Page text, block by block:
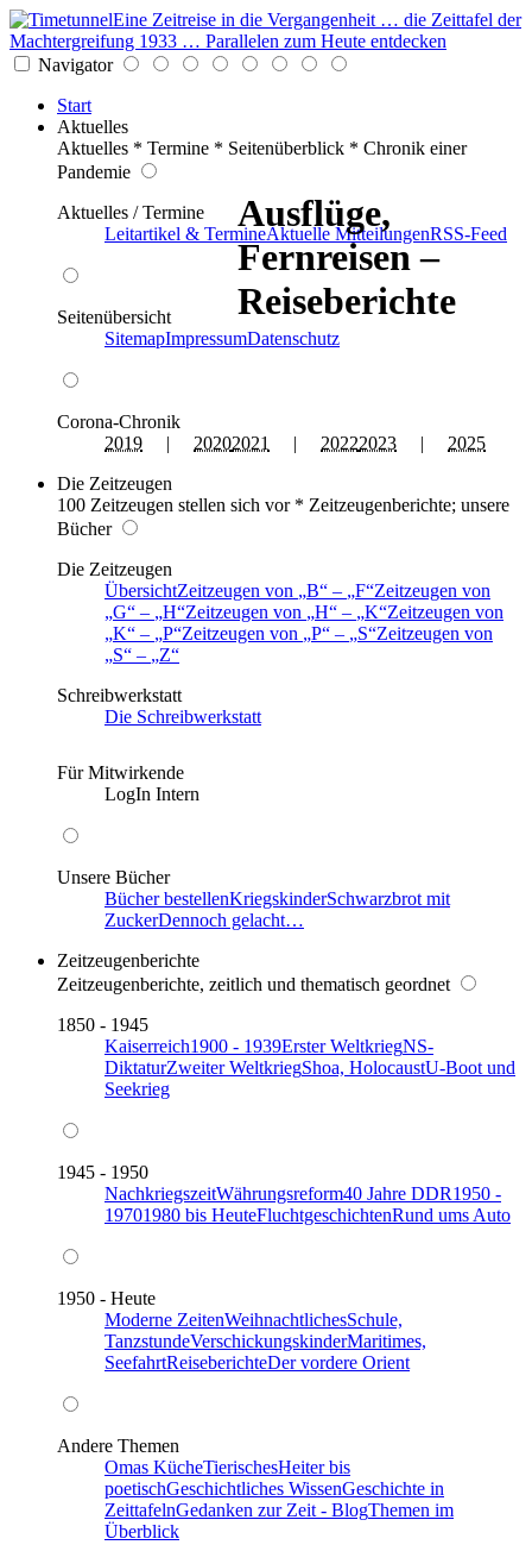
Eine Zeitreise in die Vergangenheit … die Zeittafel der
Machtergreifung 1933 … Parallelen zum Heute entdecken
Navigator
Start
Aktuelles
Aktuelles * Termine * Seitenüberblick * Chronik einer
Pandemie
Aktuelles / Termine
Leitartikel & TermineAktuelle MitteilungenRSS-Feed
Seitenübersicht
SitemapImpressumDatenschutz
Corona-Chronik
2019 | 20202021 | 20222023 | 2025
Die Zeitzeugen
100 Zeitzeugen stellen sich vor * Zeitzeugenberichte; unsere
Bücher
Die Zeitzeugen
ÜbersichtZeitzeugen von B – F Zeitzeugen von
G
– H Zeitzeugen von H – K Zeitzeugen von
K
– P Zeitzeugen von P – S Zeitzeugen von
S
–
Z
Schreibwerkstatt
Die Schreibwerkstatt
Für Mitwirkende
LogIn Intern
Unsere Bücher
Bücher bestellenKriegskinderSchwarzbrot mit
ZuckerDennoch gelacht…
Zeitzeugenberichte
Zeitzeugenberichte, zeitlich und thematisch geordnet
1850 - 1945
Kaiserreich1900 - 1939Erster WeltkriegNS-
DiktaturZweiter WeltkriegShoa, HolocaustU-Boot und
Seekrieg
1945 - 1950
NachkriegszeitWährungsreform40 Jahre DDR1950 -
19701980 bis HeuteFluchtgeschichtenRund ums Auto
1950 - Heute
Moderne ZeitenWeihnachtlichesSchule,
TanzstundeVerschickungskinderMaritimes,
SeefahrtReiseberichteDer vordere Orient
Andere Themen
Omas KücheTierischesHeiter bis
poetischGeschichtliches WissenGeschichte in
ZeittafelnGedanken zur Zeit - BlogThemen im
Überblick
Ausflüge,
Fernreisen –
Reiseberichte